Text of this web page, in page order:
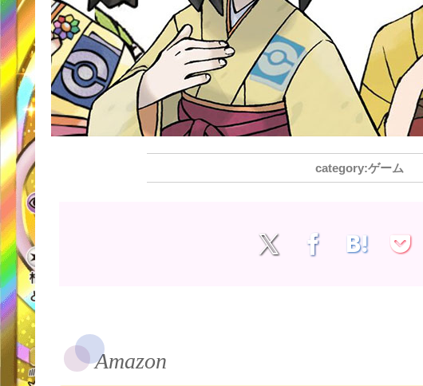
ゲーム
Amazon